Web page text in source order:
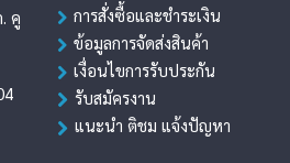
คู
การสั่งซื้อและชำระเงิน
ข้อมูลการจัดส่งสินค้า
เงื่อนไขการรับประกัน
รับสมัครงาน
แนะนำ ติชม แจ้งปัญหา